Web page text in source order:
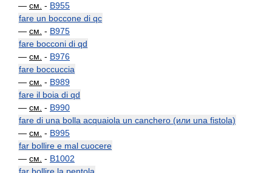
— см. - B955
fare un boccone di qc
— см. - B975
fare bocconi di qd
— см. - B976
fare boccuccia
— см. - B989
fare il boia di qd
— см. - B990
fare di una bolla acquaiola un canchero (или una fistola)
— см. - B995
far bollire e mal cuocere
— см. - B1002